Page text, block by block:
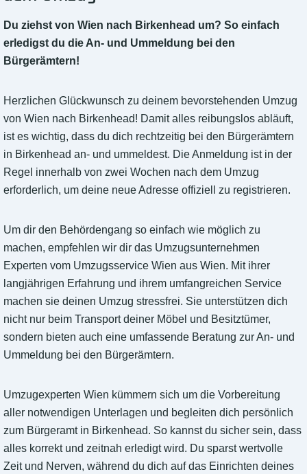
Du ziehst von Wien nach Birkenhead um? So einfach
erledigst du die An- und Ummeldung bei den
Bürgerämtern!
Herzlichen Glückwunsch zu deinem bevorstehenden Umzug
von Wien nach Birkenhead! Damit alles reibungslos abläuft,
ist es wichtig, dass du dich rechtzeitig bei den Bürgerämtern
in Birkenhead an- und ummeldest. Die Anmeldung ist in der
Regel innerhalb von zwei Wochen nach dem Umzug
erforderlich, um deine neue Adresse offiziell zu registrieren.
Um dir den Behördengang so einfach wie möglich zu
machen, empfehlen wir dir das Umzugsunternehmen
Experten vom Umzugsservice Wien aus Wien. Mit ihrer
langjährigen Erfahrung und ihrem umfangreichen Service
machen sie deinen Umzug stressfrei. Sie unterstützen dich
nicht nur beim Transport deiner Möbel und Besitztümer,
sondern bieten auch eine umfassende Beratung zur An- und
Ummeldung bei den Bürgerämtern.
Umzugexperten Wien kümmern sich um die Vorbereitung
aller notwendigen Unterlagen und begleiten dich persönlich
zum Bürgeramt in Birkenhead. So kannst du sicher sein, dass
alles korrekt und zeitnah erledigt wird. Du sparst wertvolle
Zeit und Nerven, während du dich auf das Einrichten deines